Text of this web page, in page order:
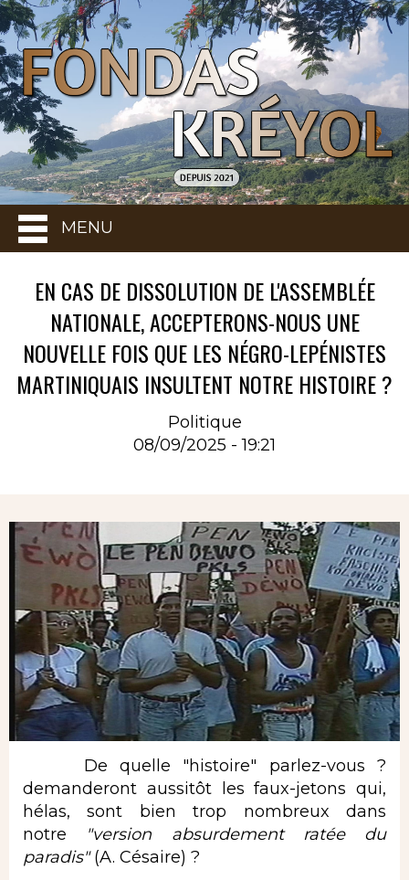
MENU
EN CAS DE DISSOLUTION DE L'ASSEMBLÉE
NATIONALE, ACCEPTERONS-NOUS UNE
NOUVELLE FOIS QUE LES NÉGRO-LEPÉNISTES
MARTINIQUAIS INSULTENT NOTRE HISTOIRE ?
Politique
08/09/2025 - 19:21
De quelle "histoire" parlez-vous ?
demanderont aussitôt les faux-jetons qui,
hélas, sont bien trop nombreux dans
notre
"version absurdement ratée du
paradis"(A. Césaire) ?